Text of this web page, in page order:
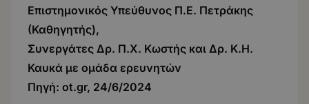
Επιστημονικός Υπεύθυνος Π.Ε. Πετράκης
(Καθηγητής),
Συνεργάτες Δρ. Π.Χ. Κωστής και Δρ. Κ.Η.
Καυκά με ομάδα ερευνητών
Πηγή: ot.gr, 24/6/2024